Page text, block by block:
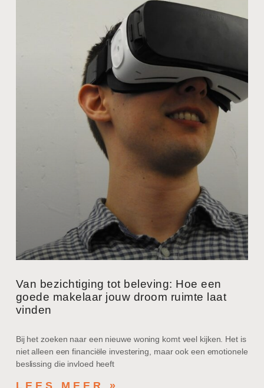
Van bezichtiging tot beleving: Hoe een
goede makelaar jouw droom ruimte laat
vinden
Bij het zoeken naar een nieuwe woning komt veel kijken. Het is
niet alleen een financiële investering, maar ook een emotionele
beslissing die invloed heeft